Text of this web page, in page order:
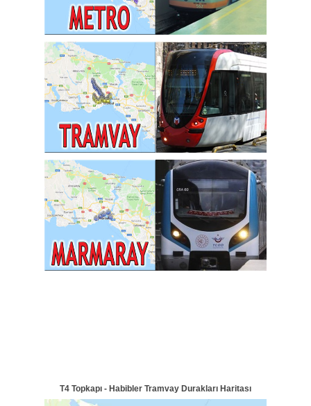
T4 Topkapı - Habibler Tramvay Durakları Haritası